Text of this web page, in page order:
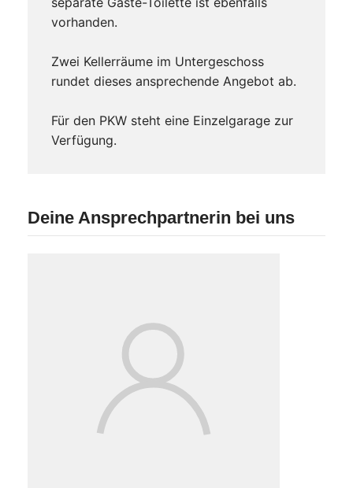
vorhanden.
Zwei Kellerräume im Untergeschoss
rundet dieses ansprechende Angebot ab.
Für den PKW steht eine Einzelgarage zur
Verfügung.
Deine Ansprechpartnerin bei uns